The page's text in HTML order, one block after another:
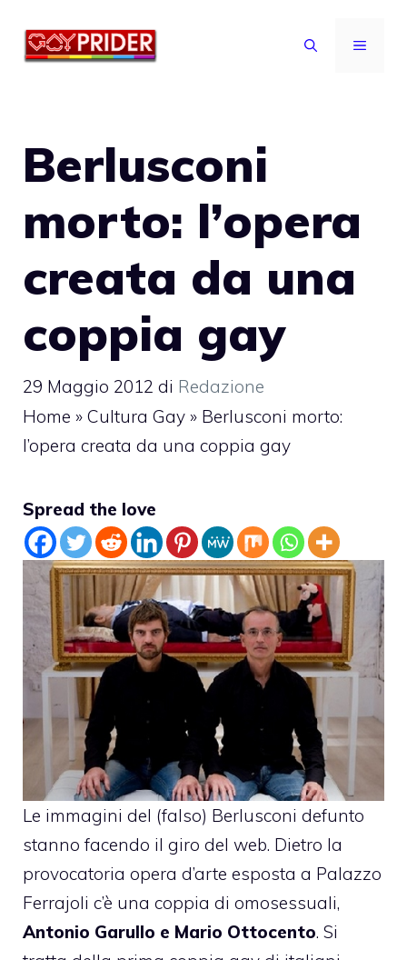
MENU
Berlusconi
morto: l’opera
creata da una
coppia gay
29 Maggio 2012 di Redazione
Home » Cultura Gay » Berlusconi morto:
l’opera creata da una coppia gay
Spread the love
Le immagini del (falso) Berlusconi defunto
stanno facendo il giro del web. Dietro la
provocatoria opera d’arte esposta a Palazzo
Ferrajoli c’è una coppia di omosessuali,
Antonio Garullo e Mario Ottocento. Si